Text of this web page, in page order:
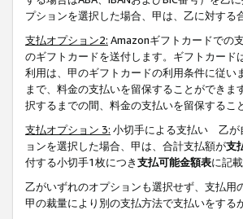
プションを選択した場合、甲は、乙に対する
支払オプション2: Amazonギフトカードでの
のギフトカードを送付します。ギフトカー
利用は、甲のギフトカードの利用条件に従
まで、料金の支払いを留保することができ
択するまでの間、料金の支払いを留保するこ
支払オプション 3: 小切手による支払い 乙が
ョンを選択した場合、甲は、合計支払額が支
付する小切手1枚につき支払可能金額表に記
乙がいずれのオプションも選択せず、支払
甲の裁量により別の支払方法で支払いをす